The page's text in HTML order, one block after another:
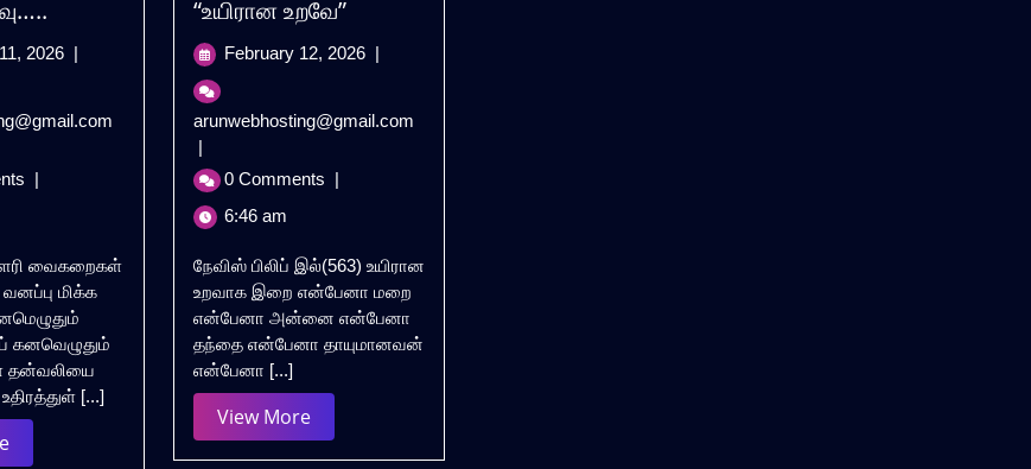
2026 February
|
|
வைகறைகள்
வனப்பு மிக்க
கனவெழுதும்
தன்வலியை
[...]
View
“உயிரான உறவே”
February 12, 2026 February
|
arunwebhosting@gmail.com“உயிரான
|
0 Comments |
6:46 am
நேவிஸ் பிலிப் இல்(563) உயிரான
உறவாக இறை என்பேனா மறை
என்பேனா அன்னை என்பேனா
தந்தை என்பேனா தாயுமானவன்
என்பேனா [...]
View MoreView
More